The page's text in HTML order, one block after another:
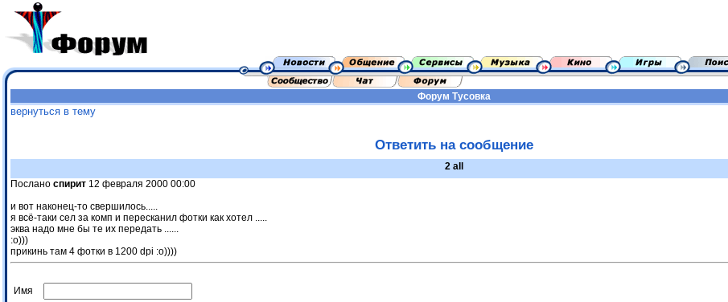
Форум Тусовка
вернуться в тему
Ответить на сообщение
2 all
Послано спирит 12 февраля 2000 00:00
и вот наконец-то свершилось.....
я всё-таки сел за комп и пересканил фотки как хотел .....
эква надо мне бы те их передать ......
:о)))
прикинь там 4 фотки в 1200 dpi :о))))
Имя